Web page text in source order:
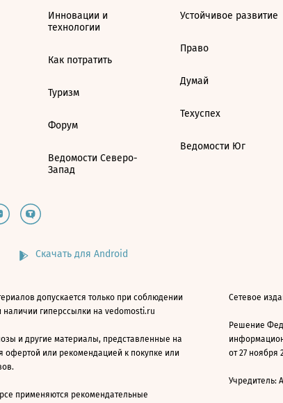
Инновации и
технологии
Как потратить
Туризм
Форум
Ведомости Северо-
Запад
Устойчивое развитие
Право
Думай
Техуспех
Ведомости Юг
Скачать для Android
допускается только при соблюдении
наличии гиперссылки на vedomosti.ru
и другие материалы, представленные на
офертой или рекомендацией к покупке или
применяются рекомендательные
Сетевое
Решение
от 27 ноября
Учредитель: